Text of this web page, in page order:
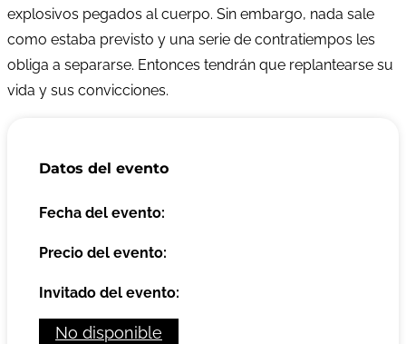
explosivos pegados al cuerpo. Sin embargo, nada sale
como estaba previsto y una serie de contratiempos les
obliga a separarse. Entonces tendrán que replantearse su
vida y sus convicciones.
Datos del evento
Fecha del evento:
Precio del evento:
Invitado del evento:
No disponible